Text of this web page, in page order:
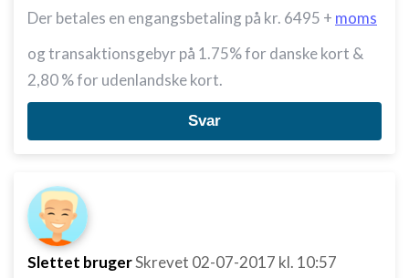
Der betales en engangsbetaling på kr. 6495 + moms
og transaktionsgebyr på 1.75% for danske kort &
2,80 % for udenlandske kort.
Svar
Slettet brugerSkrevet 02-07-2017 kl. 10:57